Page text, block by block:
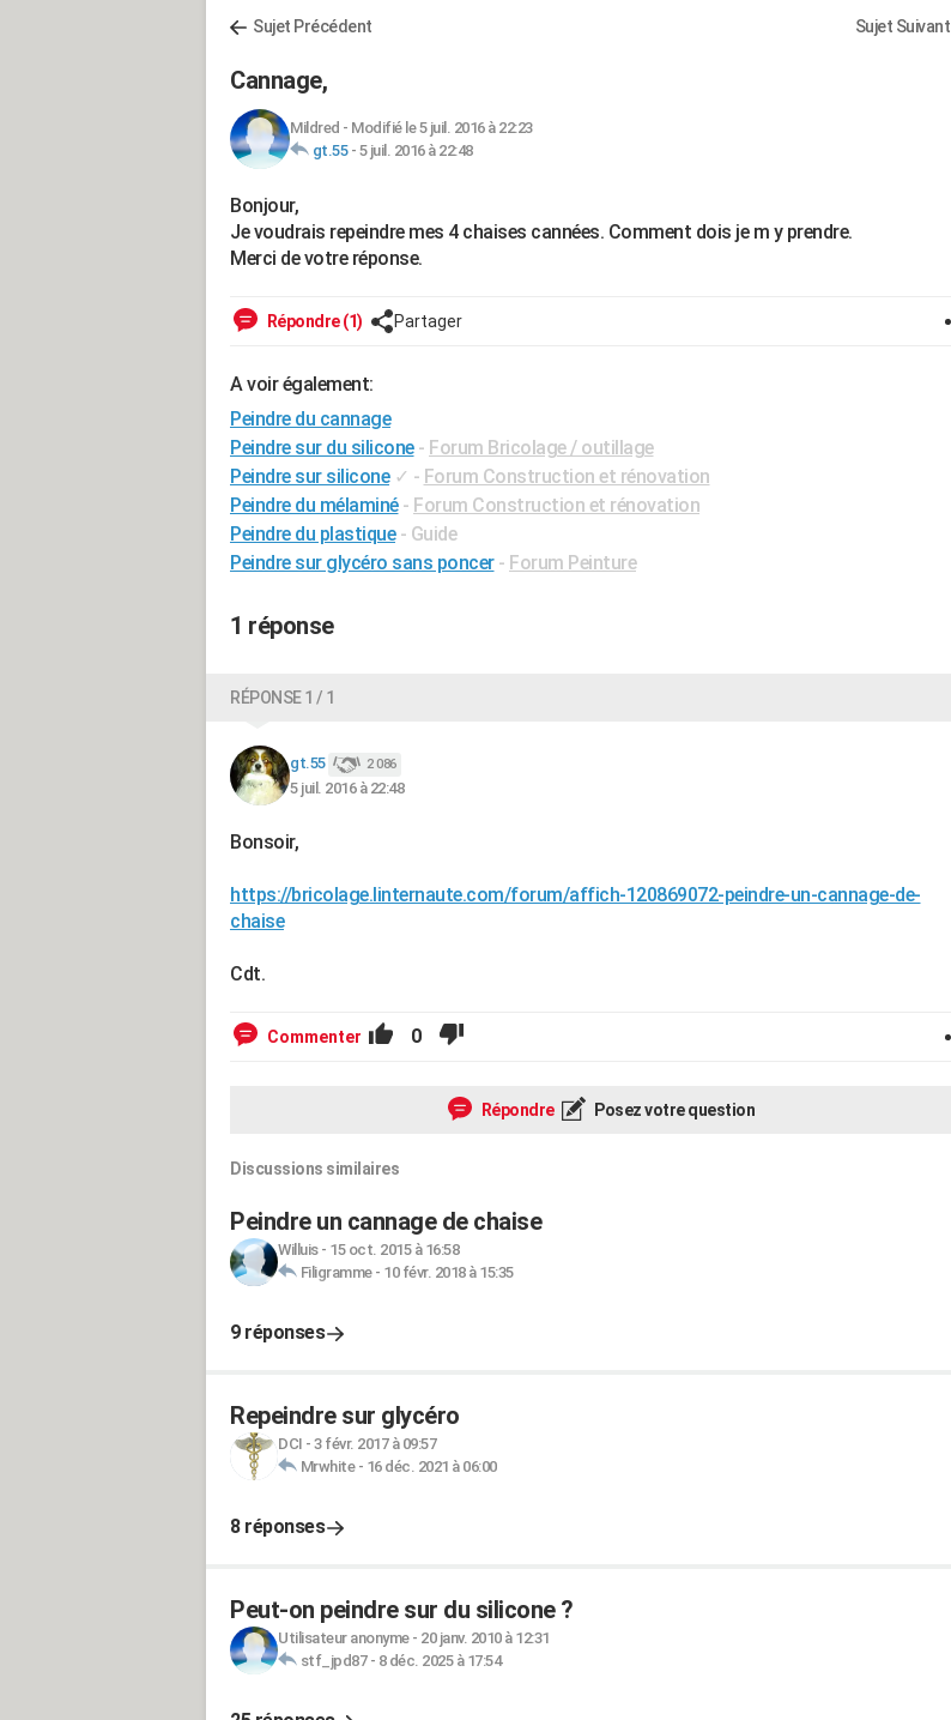
Sujet Précédent Sujet Suivant
Cannage,
Mildred - Modifié le 5 juil. 2016 à 22:23
gt.55- 5 juil. 2016 à 22:48
Bonjour,
Je voudrais repeindre mes 4 chaises cannées. Comment dois je m y prendre.
Merci de votre réponse.
Répondre (1) Partager
A voir également:
Peindre du cannage
Peindre sur du silicone - Forum Bricolage / outillage
Peindre sur silicone ✓ - Forum Construction et rénovation
Peindre du mélaminé - Forum Construction et rénovation
Peindre du plastique - Guide
Peindre sur glycéro sans poncer - Forum Peinture
1 réponse
RÉPONSE 1 / 1
gt.55 2 086
5 juil. 2016 à 22:48
Bonsoir,
https://bricolage.linternaute.com/forum/affich-120869072-peindre-un-cannage-de-
chaise
Cdt.
Commenter 0
Répondre Posez votre question
Discussions similaires
Peindre un cannage de chaise
Willuis- 15 oct. 2015 à 16:58
Filigramme- 10 févr. 2018 à 15:35
9 réponses
Repeindre sur glycéro
DCI - 3 févr. 2017 à 09:57
Mrwhite- 16 déc. 2021 à 06:00
8 réponses
Peut-on peindre sur du silicone ?
Utilisateur anonyme- 20 janv. 2010 à 12:31
stf_jpd87- 8 déc. 2025 à 17:54